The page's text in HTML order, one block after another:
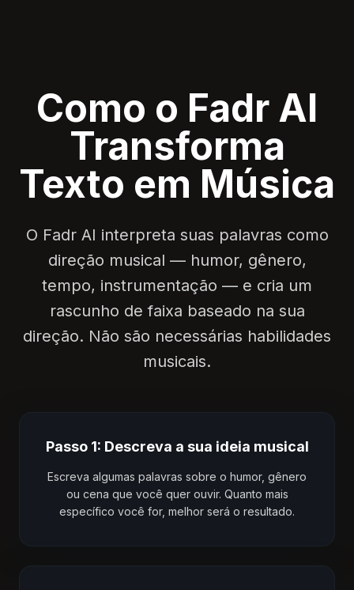
Como o Fadr AI
Transforma
Texto em Música
O Fadr AI interpreta suas palavras como
direção musical — humor, gênero,
tempo, instrumentação — e cria um
rascunho de faixa baseado na sua
direção. Não são necessárias habilidades
musicais.
Passo 1: Descreva a sua ideia musical
Escreva algumas palavras sobre o humor, gênero
ou cena que você quer ouvir. Quanto mais
específico você for, melhor será o resultado.